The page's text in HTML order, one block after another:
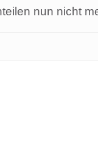
nun nicht